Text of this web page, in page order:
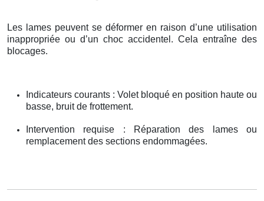
Les lames peuvent se déformer en raison d’une utilisation
inappropriée ou d’un choc accidentel. Cela entraîne des
blocages.
Indicateurs courants : Volet bloqué en position haute ou
basse, bruit de frottement.
Intervention requise : Réparation des lames ou
remplacement des sections endommagées.